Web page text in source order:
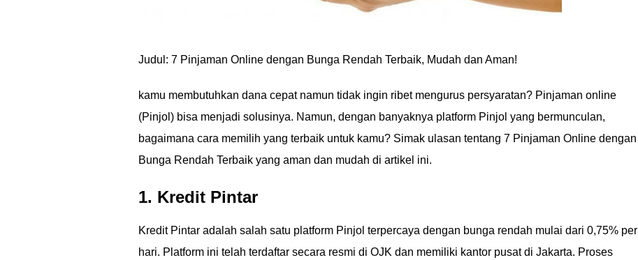
Judul: 7 Pinjaman Online dengan Bunga Rendah Terbaik, Mudah dan Aman!
kamu membutuhkan dana cepat namun tidak ingin ribet mengurus persyaratan? Pinjaman online
(Pinjol) bisa menjadi solusinya. Namun, dengan banyaknya platform Pinjol yang bermunculan,
bagaimana cara memilih yang terbaik untuk kamu? Simak ulasan tentang 7 Pinjaman Online dengan
Bunga Rendah Terbaik yang aman dan mudah di artikel ini.
1. Kredit Pintar
Kredit Pintar adalah salah satu platform Pinjol terpercaya dengan bunga rendah mulai dari 0,75% per
hari. Platform ini telah terdaftar secara resmi di OJK dan memiliki kantor pusat di Jakarta. Proses